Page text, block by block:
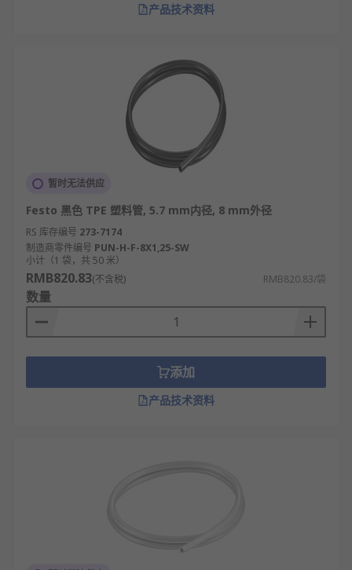
产品技术资料
暂时无法供应
Festo 黑色 TPE 塑料管, 5.7 mm内径, 8 mm外径
RS 库存编号 273-7174
制造商零件编号 PUN-H-F-8X1,25-SW
小计（1 袋，共 50 米）
RMB820.83(不含税) RMB820.83/袋
数量
添加
产品技术资料